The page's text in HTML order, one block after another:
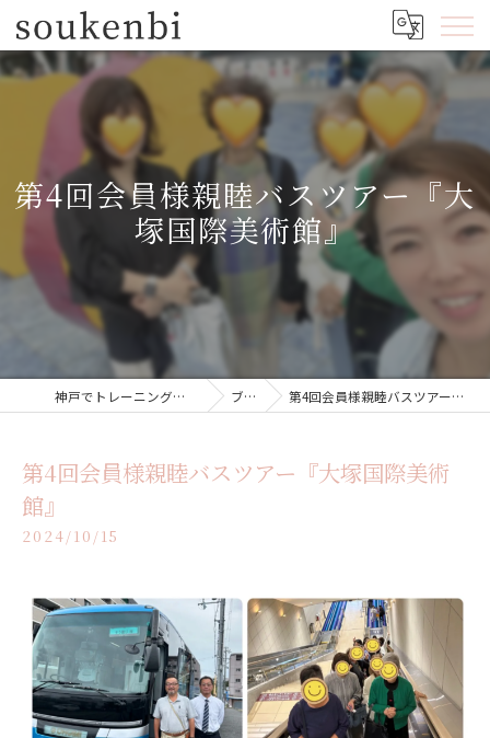
第4回会員様親睦バスツアー『大
塚国際美術館』
神戸でトレーニングジムならsoukenbi ブログ 第4回会員様親睦バスツアー『大塚国際美術館』
第4回会員様親睦バスツアー『大塚国際美術
館』
2024/10/15